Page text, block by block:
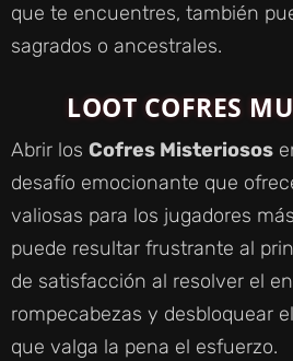
que te encuentres, también
sagrados o ancestrales.
LOOT COFRES
Abrir los Cofres Misteriosos
desafío emocionante que
valiosas para los jugadores
puede resultar frustrante al
de satisfacción al resolver el
rompecabezas y desbloquear
que valga la pena el esfuerzo.